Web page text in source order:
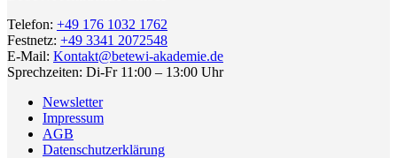
Telefon: +49 176 1032 1762
Festnetz: +49 3341 2072548
E-Mail: Kontakt@betewi-akademie.de
Sprechzeiten: Di-Fr 11:00 – 13:00 Uhr
Newsletter
Impressum
AGB
Datenschutzerklärung